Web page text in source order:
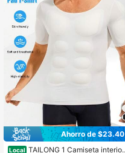
Ahorro de $23.40
Local TAILONG 1 Camiseta interior